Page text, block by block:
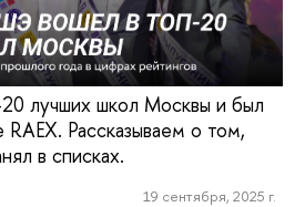
лучших школ Москвы и был
Рассказываем о том,
в списках.
19 сентября, 2025 г.